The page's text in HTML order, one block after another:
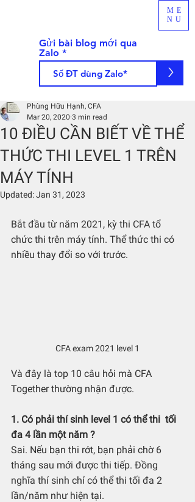
ME
NU
Gửi bài blog mới qua
Zalo
>
10 ĐIỀU CẦN BIẾT VỀ THỂ
THỨC THI LEVEL 1 TRÊN
MÁY TÍNH
Phùng Hữu Hạnh, CFA
Mar 20, 2020 3 min read
Updated:Jan 31, 2023
Bắt đầu từ năm 2021, kỳ thi CFA tổ
chức thi trên máy tính. Thể thức thi có
nhiều thay đổi so với trước.
CFA exam 2021 level 1
Và đây là top 10 câu hỏi mà CFA
Together thường nhận được.
1. Có phải thí sinh level 1 có thể thi  tối
đa 4 lần một năm ?
Sai. Nếu bạn thi rớt, bạn phải chờ 6
tháng sau mới được thi tiếp. Đồng
nghĩa thí sinh chỉ có thể thi tối đa 2
lần/năm như hiện tại.